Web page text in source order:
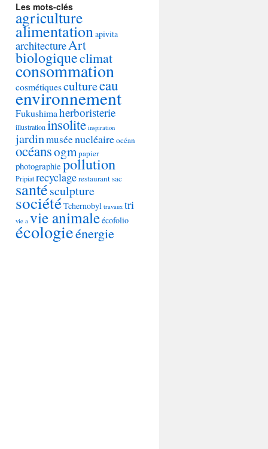
Les mots-clés
agriculture
alimentationapivita
architectureArt
biologiqueclimat
consommation
cosmétiquescultureeau
environnement
Fukushimaherboristerie
illustrationinsolite inspiration
jardinmuséenucléaireocéan
océansogmpapier
photographie pollution
Pripiatrecyclagerestaurantsac
santésculpture
sociétéTchernobyl travaux tri
vie a vie animaleécofolio
écologieénergie